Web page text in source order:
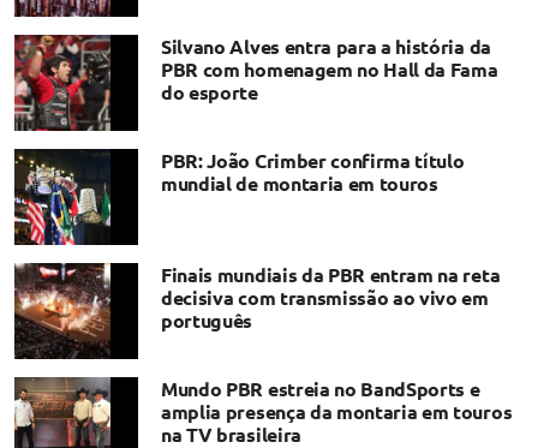
Silvano Alves entra para a história da
PBR com homenagem no Hall da Fama
do esporte
​PBR: João Crimber confirma título
mundial de montaria em touros
Finais mundiais da PBR entram na reta
decisiva com transmissão ao vivo em
português
Mundo PBR estreia no BandSports e
amplia presença da montaria em touros
na TV brasileira